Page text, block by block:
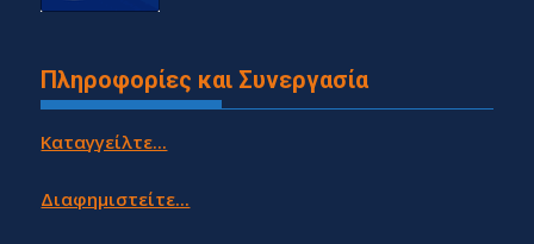
Πληροφορίες και Συνεργασία
Καταγγείλτε...
Διαφημιστείτε...